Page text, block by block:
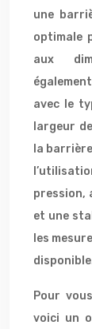
une
optimale
aux
avec le
largeur
la
pression,
et une
les
Pour
voici un